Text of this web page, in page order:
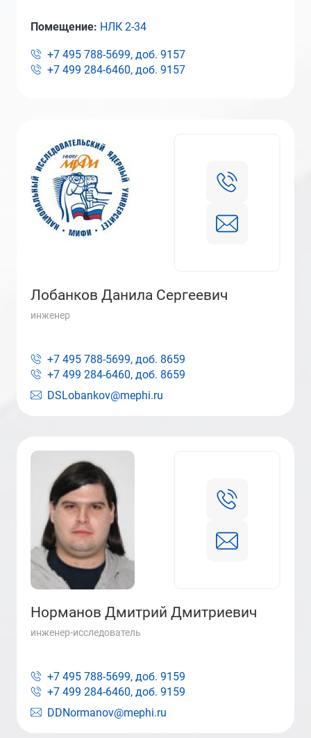
Помещение: НЛК 2-34
+7 495 788-5699, доб. 9157
+7 499 284-6460, доб. 9157
Лобанков Данила Сергеевич
инженер
DSLobankov@mephi.ru
+7 495 788-5699, доб. 8659
+7 499 284-6460, доб. 8659
Норманов Дмитрий Дмитриевич
инженер-исследователь
DDNormanov@mephi.ru
+7 495 788-5699, доб. 9159
+7 499 284-6460, доб. 9159